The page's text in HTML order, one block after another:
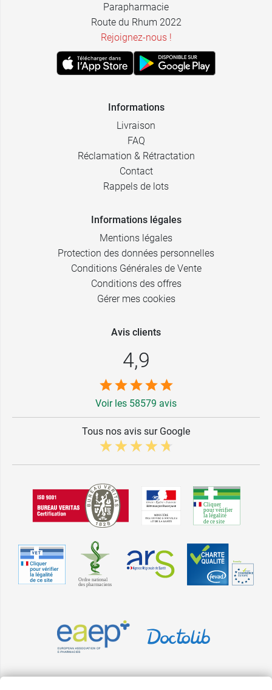
Parapharmacie
Route du Rhum 2022
Rejoignez-nous !
Informations
Livraison
FAQ
Réclamation & Rétractation
Contact
Rappels de lots
Informations légales
Mentions légales
Protection des données personnelles
Conditions Générales de Vente
Conditions des offres
Gérer mes cookies
Avis clients
4,9
Voir les 58579 avis
Tous nos avis sur Google